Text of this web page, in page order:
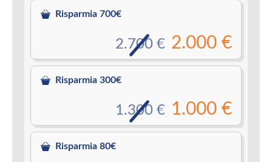
Risparmia 700€
2.000 €
2.700 €
Risparmia 300€
1.000 €
1.300 €
Risparmia 80€